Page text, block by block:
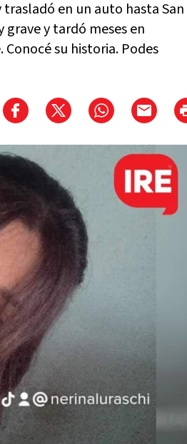
en un auto hasta San
y tardó meses en
su historia. Podes